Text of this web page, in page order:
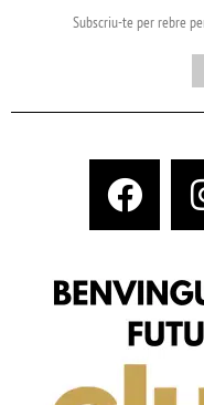
Subscriu-te per rebre